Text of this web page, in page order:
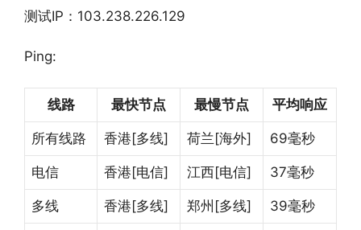
测试IP：103.238.226.129
Ping:
线路 最快节点 最慢节点 平均响应
所有线路 香港[多线] 荷兰[海外] 69毫秒
电信 香港[电信] 江西[电信] 37毫秒
多线 香港[多线] 郑州[多线] 39毫秒